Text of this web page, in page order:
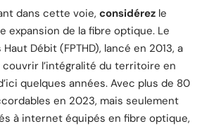
dans cette voie, considérez le
expansion de la fibre optique. Le
Haut Débit (FPTHD), lancé en 2013, a
l’intégralité du territoire en
quelques années. Avec plus de 80
en 2023, mais seulement
à internet équipés en fibre optique,